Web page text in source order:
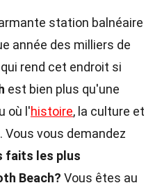
station balnéaire
année des milliers de
rend cet endroit si
est bien plus qu'une
où l'histoire, la culture et
Vous vous demandez
faits les plus
Beach? Vous êtes au